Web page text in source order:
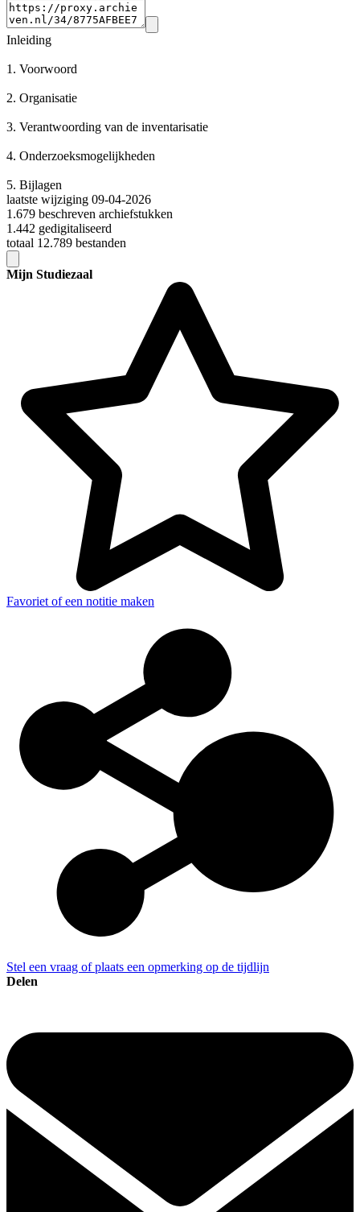
Inleiding
1. Voorwoord
2. Organisatie
3. Verantwoording van de inventarisatie
4. Onderzoeksmogelijkheden
5. Bijlagen
laatste wijziging 09-04-2026
1.679 beschreven archiefstukken
1.442 gedigitaliseerd
totaal 12.789 bestanden
Mijn Studiezaal
Favoriet of een notitie maken
Stel een vraag of plaats een opmerking op de tijdlijn
Delen